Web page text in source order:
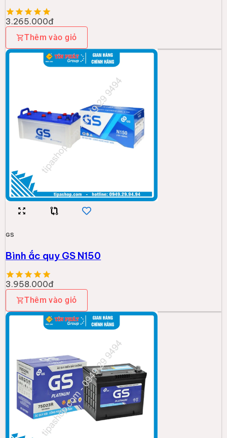
3.265.000đ
Thêm vào giỏ
GS
Bình ắc quy GS N150
3.958.000đ
Thêm vào giỏ